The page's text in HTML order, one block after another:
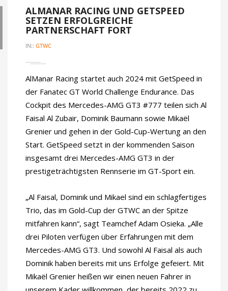
ALMANAR RACING UND GETSPEED
SETZEN ERFOLGREICHE
PARTNERSCHAFT FORT
IN:: GTWC
AlManar Racing startet auch 2024 mit GetSpeed in
der Fanatec GT World Challenge Endurance. Das
Cockpit des Mercedes-AMG GT3 #777 teilen sich Al
Faisal Al Zubair, Dominik Baumann sowie Mikaël
Grenier und gehen in der Gold-Cup-Wertung an den
Start. GetSpeed setzt in der kommenden Saison
insgesamt drei Mercedes-AMG GT3 in der
prestigeträchtigsten Rennserie im GT-Sport ein.
„Al Faisal, Dominik und Mikael sind ein schlagfertiges
Trio, das im Gold-Cup der GTWC an der Spitze
mitfahren kann“, sagt Teamchef Adam Osieka. „Alle
drei Piloten verfügen über Erfahrungen mit dem
Mercedes-AMG GT3. Und sowohl Al Faisal als auch
Dominik haben bereits mit uns Erfolge gefeiert. Mit
Mikaël Grenier heißen wir einen neuen Fahrer in